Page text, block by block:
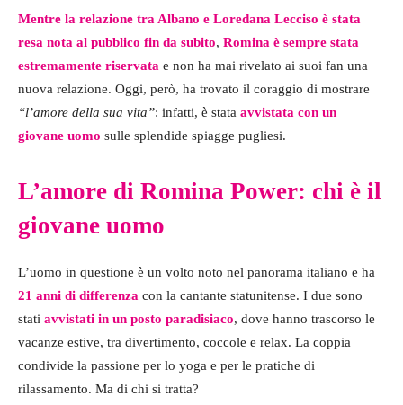
Mentre la relazione tra Albano e Loredana Lecciso è stata
resa nota al pubblico fin da subito, Romina è sempre stata
estremamente riservata e non ha mai rivelato ai suoi fan una
nuova relazione. Oggi, però, ha trovato il coraggio di mostrare
“l’amore della sua vita”: infatti, è stata avvistata con un
giovane uomo sulle splendide spiagge pugliesi.
L’amore di Romina Power: chi è il
giovane uomo
L’uomo in questione è un volto noto nel panorama italiano e ha
21 anni di differenza con la cantante statunitense. I due sono
stati avvistati in un posto paradisiaco, dove hanno trascorso le
vacanze estive, tra divertimento, coccole e relax. La coppia
condivide la passione per lo yoga e per le pratiche di
rilassamento. Ma di chi si tratta?